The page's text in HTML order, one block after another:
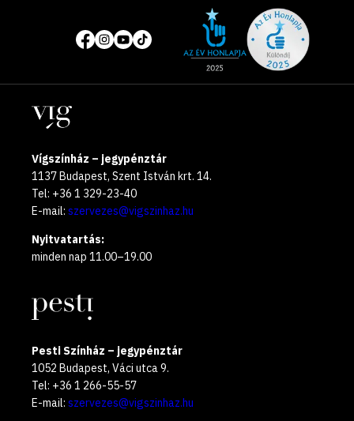
Közösségi
média
oldalak
of
year
Helyszínek
Vígszínház – jegypénztár
1137 Budapest, Szent István krt. 14.
Tel: +36 1 329-23-40
E-mail: szervezes@vigszinhaz.hu
Nyitvatartás:
minden nap 11.00–19.00
Pesti Színház – jegypénztár
1052 Budapest, Váci utca 9.
Tel: +36 1 266-55-57
E-mail: szervezes@vigszinhaz.hu